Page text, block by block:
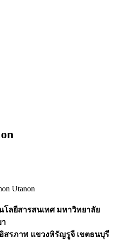
Utanon
โลยีสารสนเทศ มหาวิทยาลัย
า
สรภาพ แขวงหิรัญรูจี เขตธนบุรี